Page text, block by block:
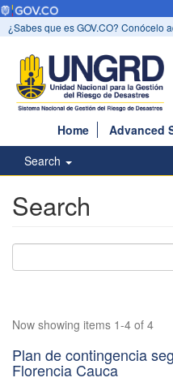
¿Sabes que es GOV.CO? Conócelo
Home Advanced
Search
Search
Now showing items 1-4 of 4
Plan de contingencia
Florencia Cauca